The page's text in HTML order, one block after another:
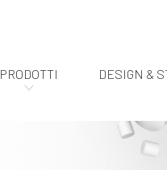
PRODOTTI DESIGN &